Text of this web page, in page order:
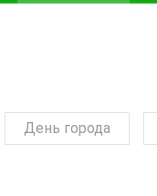
День города